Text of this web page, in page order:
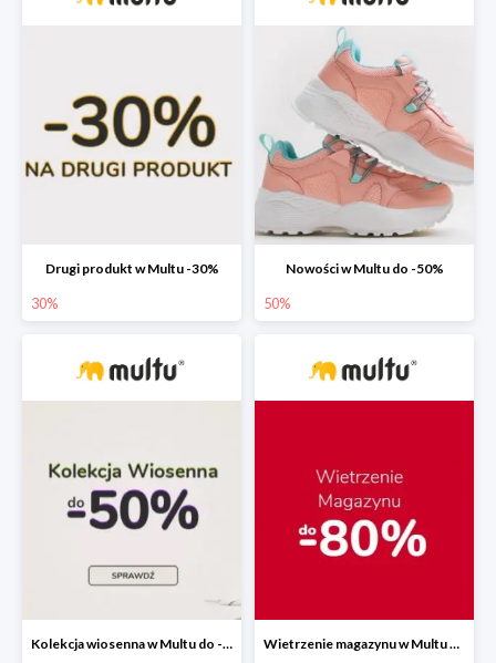
Drugi produkt w Multu -30%
30%
Nowości w Multu do -50%
50%
Kolekcja wiosenna w Multu do -50% Wietrzenie magazynu w Multu do -80%